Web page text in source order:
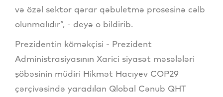
və özəl sektor qərar qəbuletmə prosesinə cəlb
olunmalıdır”, - deyə o bildirib.
Prezidentin köməkçisi - Prezident
Administrasiyasının Xarici siyasət məsələləri
şöbəsinin müdiri Hikmət Hacıyev COP29
çərçivəsində yaradılan Qlobal Cənub QHT